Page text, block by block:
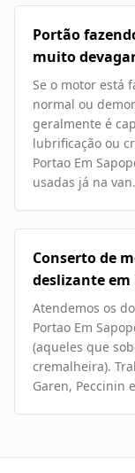
Portão
muito
Se o motor está
normal ou
geralmente é
lubrificação ou
Portao Em
usadas já na van.
Conserto de
deslizante em
Atendemos os
Portao Em
(aqueles que
cremalheira).
Garen, Peccinin